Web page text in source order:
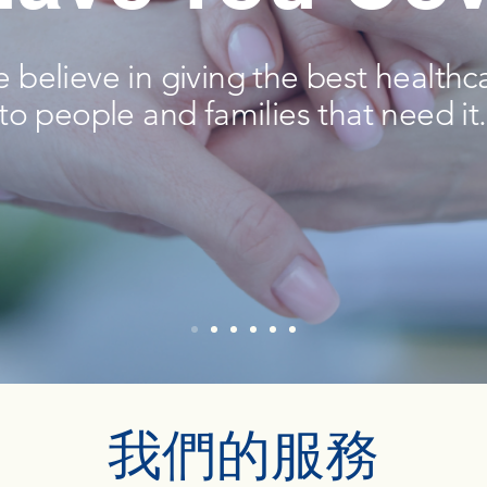
believe in giving the best
people and families that need it.
我們的服務